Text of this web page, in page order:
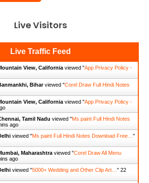
Live Visitors
Live Traffic Feed
View, California viewed "App Privacy Policy -
Biharviewed "Corel Draw Full Hindi Notes
View, California viewed "App Privacy Policy -
Tamil Nadu viewed "Ms paint Full Hindi Notes
ago
viewed "Ms paint Full Hindi Notes Download Free… "
Maharashtra viewed "Corel Draw All Menu
ago
viewed "5000+ Wedding and Other Clip Art… " 22